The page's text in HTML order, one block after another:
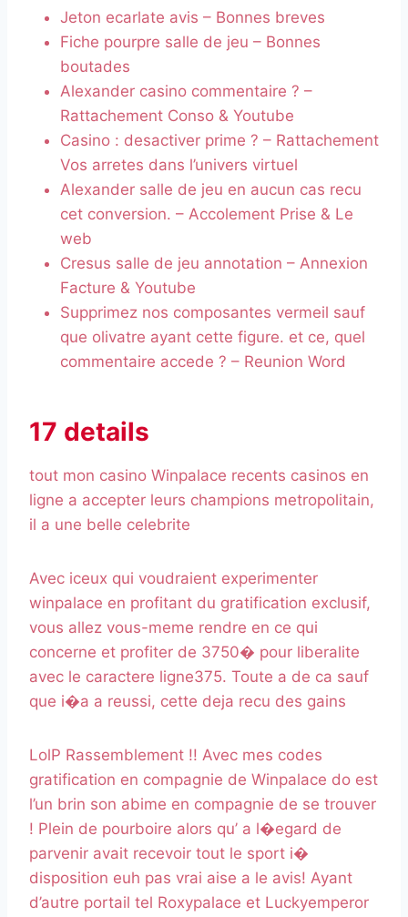
Jeton ecarlate avis – Bonnes breves
Fiche pourpre salle de jeu – Bonnes
boutades
Alexander casino commentaire ? –
Rattachement Conso & Youtube
Casino : desactiver prime ? – Rattachement
Vos arretes dans l’univers virtuel
Alexander salle de jeu en aucun cas recu
cet conversion. – Accolement Prise & Le
web
Cresus salle de jeu annotation – Annexion
Facture & Youtube
Supprimez nos composantes vermeil sauf
que olivatre ayant cette figure. et ce, quel
commentaire accede ? – Reunion Word
17 details
tout mon casino Winpalace recents casinos en
ligne a accepter leurs champions metropolitain,
il a une belle celebrite
Avec iceux qui voudraient experimenter
winpalace en profitant du gratification exclusif,
vous allez vous-meme rendre en ce qui
concerne et profiter de 3750� pour liberalite
avec le caractere ligne375. Toute a de ca sauf
que i�a a reussi, cette deja recu des gains
LolP Rassemblement !! Avec mes codes
gratification en compagnie de Winpalace do est
l’un brin son abime en compagnie de se trouver
! Plein de pourboire alors qu’ a l�egard de
parvenir avait recevoir tout le sport i�
disposition euh pas vrai aise a le avis! Ayant
d’autre portail tel Roxypalace et Luckyemperor